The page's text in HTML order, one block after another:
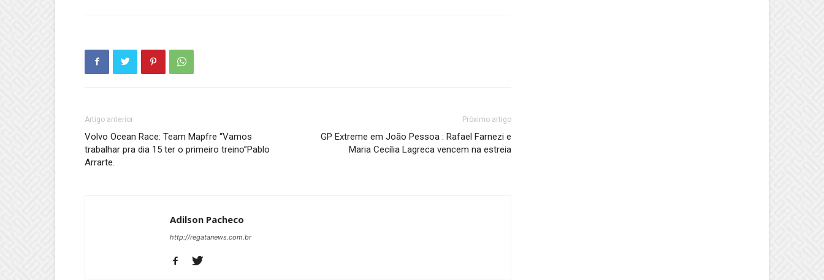
Artigo anterior
Volvo Ocean Race: Team Mapfre “Vamos
trabalhar pra dia 15 ter o primeiro treino”Pablo
Arrarte.
Próximo artigo
GP Extreme em João Pessoa : Rafael Farnezi e
Maria Cecília Lagreca vencem na estreia
Adilson Pacheco
http://regatanews.com.br